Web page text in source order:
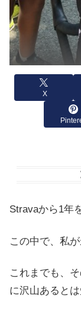
X
Stravaから1年
この中で、私
これまでも、
に沢山あると